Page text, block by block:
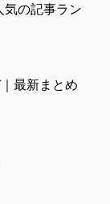
気の記事ラン
最新まとめ